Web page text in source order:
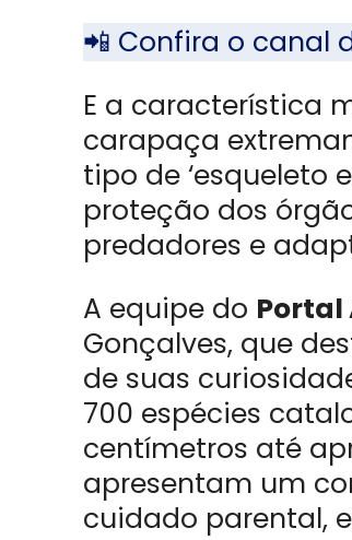
📲 Confira o canal
E a característica
carapaça
tipo de ‘esqueleto
proteção dos
predadores e
A equipe do Portal
Gonçalves, que
de suas
700 espécies
centímetros até
apresentam um
cuidado parental,